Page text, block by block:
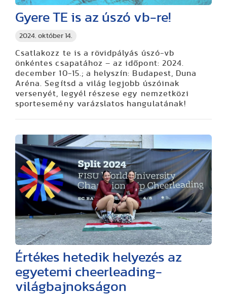
2024. október 14.
Gyere TE is az úszó vb-re!
Csatlakozz te is a rövidpályás úszó-vb
önkéntes csapatához – az időpont: 2024.
december 10-15.; a helyszín: Budapest, Duna
Aréna. Segítsd a világ legjobb úszóinak
versenyét, legyél részese egy nemzetközi
sportesemény varázslatos hangulatának!
Értékes hetedik helyezés az
egyetemi cheerleading-
világbajnokságon